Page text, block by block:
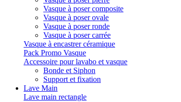
Vasque à poser composite
Vasque à poser ovale
Vasque à poser ronde
Vasque à poser carrée
Vasque à encastrer céramique
Pack Promo Vasque
Accessoire pour lavabo et vasque
Bonde et Siphon
Support et fixation
Lave Main
Lave main rectangle